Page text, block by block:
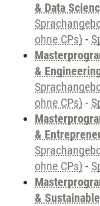
& Data
ohne CPs) -
&
ohne CPs) -
&
ohne CPs) -
&